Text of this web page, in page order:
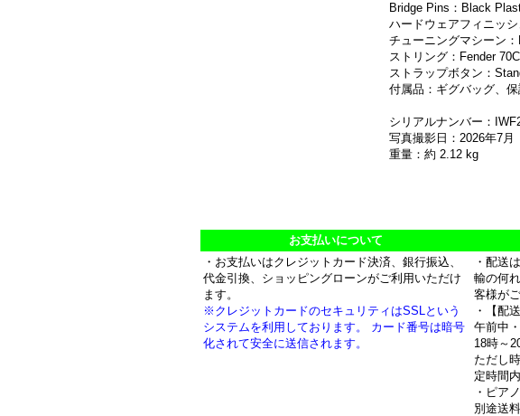
Bridge Pins：Black
ハードウェアフィニッ
チューニングマシーン
ストリング：Fender
ストラップボタン：
付属品：ギグバッグ、
シリアルナンバー：
写真撮影日：2026年7月
重量：約 2.12 kg
お支払いについて
・お支払いはクレジットカード決済、銀行振込、
代金引換、ショッピングローンがご利用いただけ
ます。
※クレジットカードのセキュリティはSSLという
システムを利用しております。 カード番号は暗号
化されて安全に送信されます。
・配送
輸の何
客様が
・【配
午前中
18時～
ただし
定時間
・ピア
別途送